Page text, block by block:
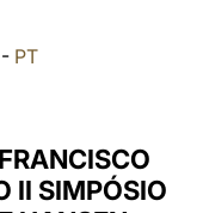
العربيّة
PT
II SIMPÓSIO